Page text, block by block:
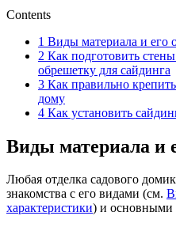
Contents
1 Виды материала и его
2 Как подготовить
обрешетку для сайдинга
3 Как правильно
дому
4 Как установить
Виды материала и
Любая отделка садового
знакомства с его видами (см.
характеристики) и основными